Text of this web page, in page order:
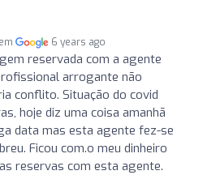
6 years ago
reservada com a agente
arrogante não
conflito. Situação do covid
hoje diz uma coisa amanhã
data mas esta agente fez-se
Ficou com.o meu dinheiro
reservas com esta agente.